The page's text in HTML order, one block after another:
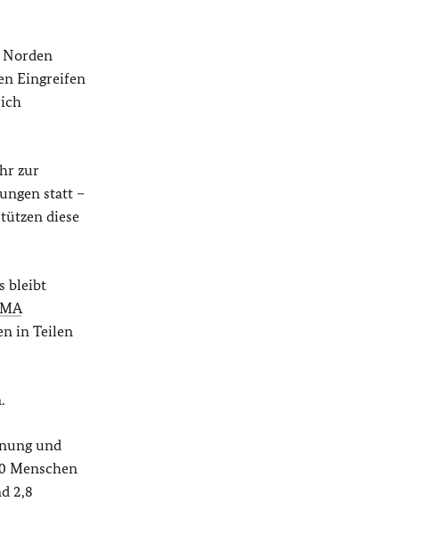
Norden
Eingreifen
zur
statt –
diese
bleibt
in Teilen
und
Menschen
2,8